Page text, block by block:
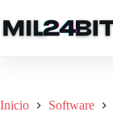
al
contenido
Inicio Software